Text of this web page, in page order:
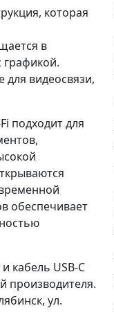
которая
в
графикой.
видеосвязи,
подходит для
обеспечивает
кабель USB-C
производителя.
ул.